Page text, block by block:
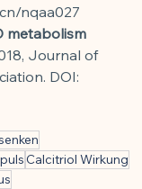
nqaa027
metabolism
Journal of
DOI:
Calcitriol Wirkung